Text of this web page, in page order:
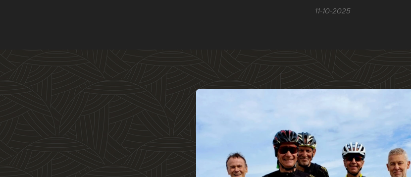
11-10-2025